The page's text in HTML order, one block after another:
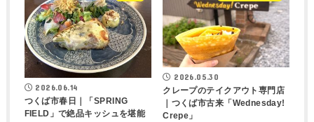
2026.06.14
つくば市春日｜「SPRING
FIELD」で絶品キッシュを堪能
2026.05.30
クレープのテイクアウト専門店
｜つくば市古来「Wednesday!
Crepe」